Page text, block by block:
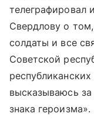
телеграфировал
Свердлову о
солдаты и все
Советской
высказываюсь за
знака героизма».